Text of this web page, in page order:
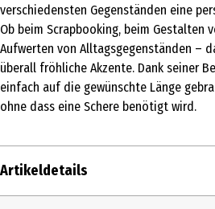
verschiedensten Gegenständen eine
Ob beim Scrapbooking, beim Gestalten
Aufwerten von Alltagsgegenständen –
überall fröhliche Akzente. Dank seiner
einfach auf die gewünschte Länge
ohne dass eine Schere benötigt wird.
Artikeldetails